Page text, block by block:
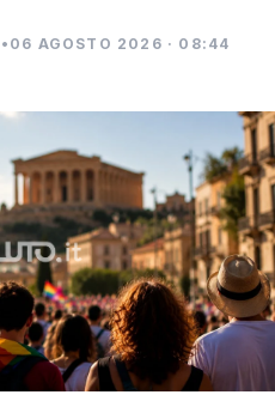
• 06 AGOSTO 2026 · 08:44